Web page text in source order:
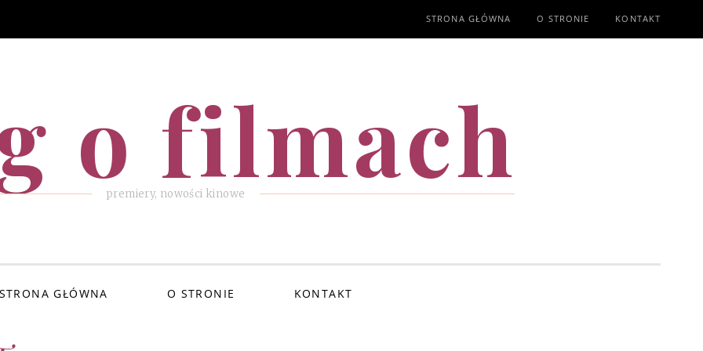
STRONA GŁÓWNA O STRONIE KONTAKT
o filmach
premiery, nowości kinowe
STRONA GŁÓWNA O STRONIE KONTAKT